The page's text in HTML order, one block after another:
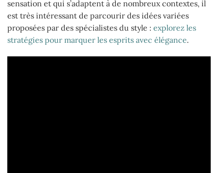
sensation et qui s’adaptent à de nombreux contextes, il
est très intéressant de parcourir des idées variées
proposées par des spécialistes du style : explorez les
stratégies pour marquer les esprits avec élégance.